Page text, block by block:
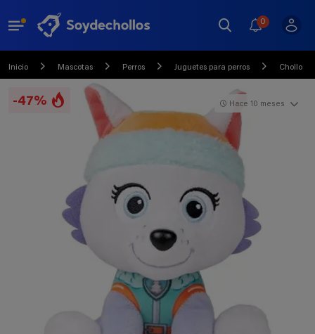
0
Inicio Mascotas Perros Juguetes para perros Chollo
-47% Hace 10 meses